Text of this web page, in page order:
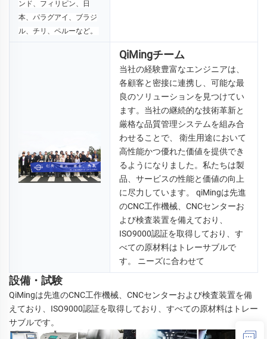
ンド、フィリピン、日
本、パラグアイ、ブラジ
ル、チリ、ペルーなど。
QiMingチーム
当社の経験豊富なエンジニアは、
各顧客と密接に連携し、可能な最
良のソリューションを見つけてい
ます。当社の継続的な技術革新と
厳格な品質管理システムを組み合
わせることで、 衛生用途において
高性能かつ優れた価値を提供でき
るようになりました。私たちは製
品、サービスの性能と価値の向上
に尽力しています。 qiMingは先進
のCNC工作機械、CNCセンターお
よび検査装置を備えており、
ISO9000認証を取得しており、す
べての原材料はトレーサブルで
す。 ニーズに合わせて
設備・試験
QiMingは先進のCNC工作機械、CNCセンターおよび検査装置を備
えており、ISO9000認証を取得しており、すべての原材料はトレー
サブルです。